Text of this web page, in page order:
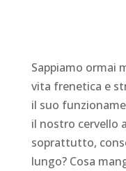
Sappiamo ormai
vita frenetica e
il suo
il nostro cervello
soprattutto,
lungo? Cosa